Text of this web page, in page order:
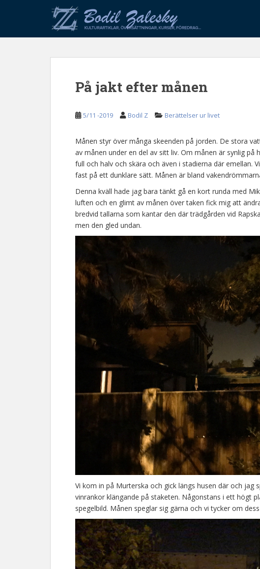
p
På jakt efter månen
5/11 -2019 Bodil Z Berättelser ur livet
Månen styr över många skeenden på jorden. De stora
av månen under en del av sitt liv. Om månen är synlig på
full och halv och skära och även i stadierna där emellan.
fast på ett dunklare sätt. Månen är bland
Denna kväll hade jag bara tänkt gå en kort runda med
luften och en glimt av månen över taken fick mig att
bredvid tallarna som kantar den där trädgården vid
men den gled undan.
Vi kom in på Murterska och gick längs husen där och jag
vinrankor klängande på staketen. Någonstans i ett högt
spegelbild. Månen speglar sig gärna och vi tycker om